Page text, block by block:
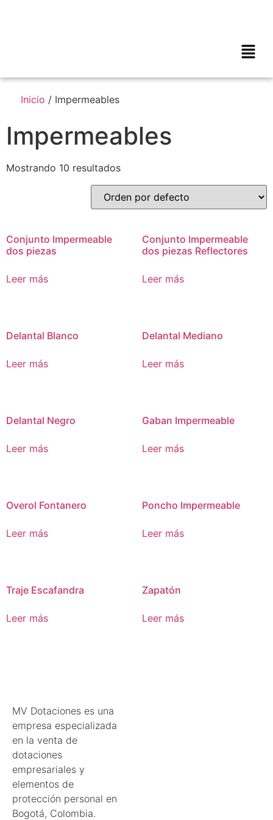
Inicio / Impermeables
Impermeables
Mostrando 10 resultados
Conjunto Impermeable
dos piezas
Leer más
Conjunto Impermeable
dos piezas Reflectores
Leer más
Delantal Blanco
Leer más
Delantal Mediano
Leer más
Delantal Negro
Leer más
Gaban Impermeable
Leer más
Overol Fontanero
Leer más
Poncho Impermeable
Leer más
Traje Escafandra
Leer más
Zapatón
Leer más
MV Dotaciones es una
empresa especializada
en la venta de
dotaciones
empresariales y
elementos de
protección personal en
Bogotá, Colombia.